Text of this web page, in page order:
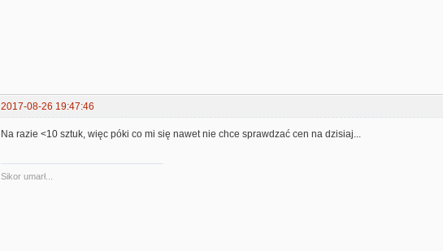
2017-08-26 19:47:46
Na razie <10 sztuk, więc póki co mi się nawet nie chce sprawdzać cen na dzisiaj...
Sikor umarł...